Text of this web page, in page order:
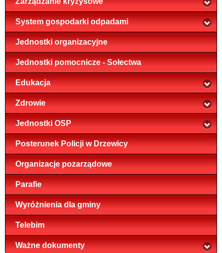
System gospodarki odpadami
Jednostki organizacyjne
Jednostki pomocnicze - Sołectwa
Edukacja
Zdrowie
Jednostki OSP
Posterunek Policji w Drzewicy
Organizacje pozarządowe
Parafie
Wyróżnienia dla gminy
Telebim
Ważne dokumenty